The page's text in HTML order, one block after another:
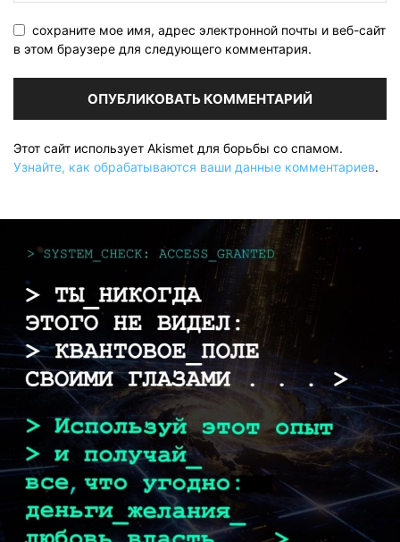
сохраните мое имя, адрес электронной почты и веб-сайт
в этом браузере для следующего комментария.
Этот сайт использует Akismet для борьбы со спамом.
Узнайте, как обрабатываются ваши данные комментариев.